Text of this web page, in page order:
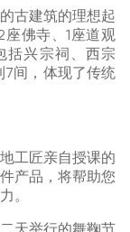
古建筑的理想起
佛寺、1座道观
括兴宗祠、西宗
间，体现了传统
工匠亲自授课的
产品，将帮助您
。